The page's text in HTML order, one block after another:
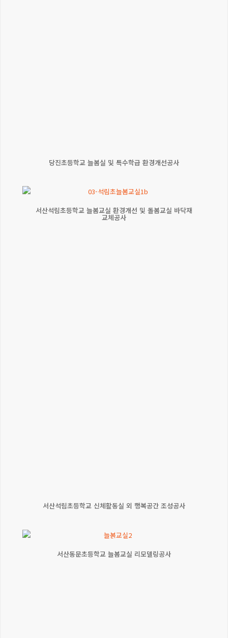
당진초등학교 늘봄실 및 특수학급 환경개선공사
서산석림초등학교 늘봄교실 환경개선 및 돌봄교실 바닥재
교체공사
서산석림초등학교 신체활동실 외 행복공간 조성공사
서산동문초등학교 늘봄교실 리모델링공사